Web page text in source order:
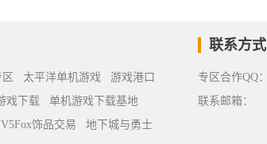
太平洋单机游戏
游戏港口
戏下载
单机游戏下载基地
V5Fox饰品交易 地下城与勇士
联系方式
专区合作QQ：
联系邮箱：